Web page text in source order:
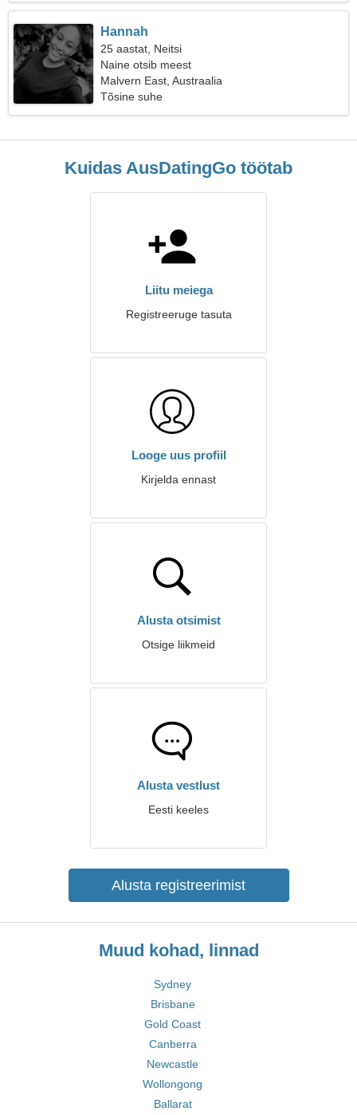
Hannah
25 aastat, Neitsi
Naine otsib meest
Malvern East, Austraalia
Tõsine suhe
Kuidas AusDatingGo töötab
Liitu meiega
Registreeruge tasuta
Looge uus profiil
Kirjelda ennast
Alusta otsimist
Otsige liikmeid
Alusta vestlust
Eesti keeles
Alusta registreerimist
Muud kohad, linnad
Sydney
Brisbane
Gold Coast
Canberra
Newcastle
Wollongong
Ballarat